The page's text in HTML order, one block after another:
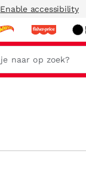
Enable accessibility